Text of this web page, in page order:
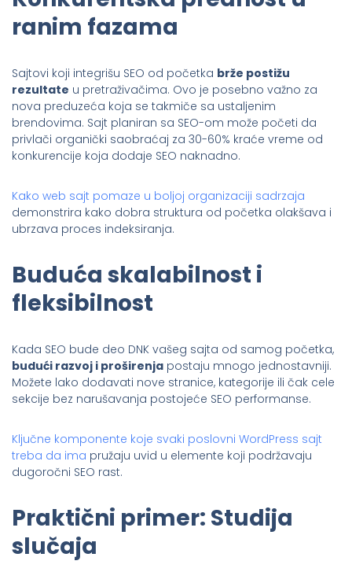
ranim fazama
Sajtovi koji integrišu SEO od početka brže postižu
rezultate u pretraživačima. Ovo je posebno važno za
nova preduzeća koja se takmiče sa ustaljenim
brendovima. Sajt planiran sa SEO-om može početi da
privlači organički saobraćaj za 30-60% kraće vreme od
konkurencije koja dodaje SEO naknadno.
Kako web sajt pomaze u boljoj organizaciji sadrzaja
demonstrira kako dobra struktura od početka olakšava i
ubrzava proces indeksiranja.
Buduća skalabilnost i
fleksibilnost
Kada SEO bude deo DNK vašeg sajta od samog početka,
budući razvoj i proširenja postaju mnogo jednostavniji.
Možete lako dodavati nove stranice, kategorije ili čak cele
sekcije bez narušavanja postojeće SEO performanse.
Ključne komponente koje svaki poslovni WordPress sajt
treba da ima pružaju uvid u elemente koji podržavaju
dugoročni SEO rast.
Praktični primer: Studija
slučaja